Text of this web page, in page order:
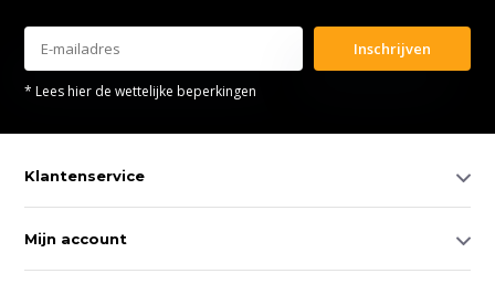
Inschrijven
* Lees hier de wettelijke beperkingen
Klantenservice
Mijn account